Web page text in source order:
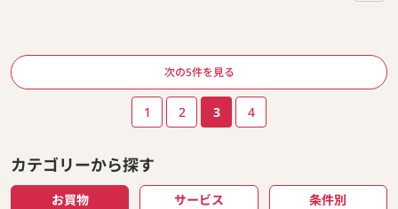
ページ送り
次の5件を見る
1 2 3 4
カテゴリーから探す
お買物 サービス 条件別